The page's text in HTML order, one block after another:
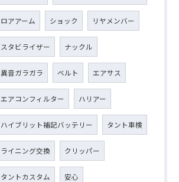
ロアアーム ショック リヤメンバー
スタビライザー ナックル
異音ガラガラ ベルト エアサス
エアコンフィルター ハリアー
ハイブリット補記バッテリー タント車検
ライニング交換 クリッパー
タントカスタム 安心